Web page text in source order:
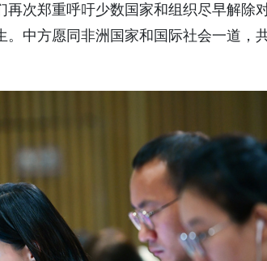
次郑重呼吁少数国家和组织尽早解除
中方愿同非洲国家和国际社会一道，